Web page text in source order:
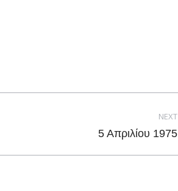
NEXT
5 Απριλίου 1975